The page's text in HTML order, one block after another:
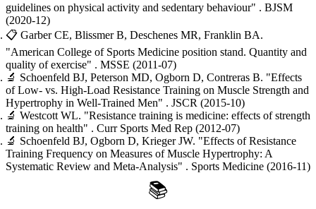
guidelines on physical activity and sedentary behaviour" . BJSM
(2020-12)
📋 Garber CE, Blissmer B, Deschenes MR, Franklin BA.
"American College of Sports Medicine position stand. Quantity and
quality of exercise" . MSSE (2011-07)
🔬 Schoenfeld BJ, Peterson MD, Ogborn D, Contreras B. "Effects
of Low- vs. High-Load Resistance Training on Muscle Strength and
Hypertrophy in Well-Trained Men" . JSCR (2015-10)
🔬 Westcott WL. "Resistance training is medicine: effects of strength
training on health" . Curr Sports Med Rep (2012-07)
🔬 Schoenfeld BJ, Ogborn D, Krieger JW. "Effects of Resistance
Training Frequency on Measures of Muscle Hypertrophy: A
Systematic Review and Meta-Analysis" . Sports Medicine (2016-11)
📚